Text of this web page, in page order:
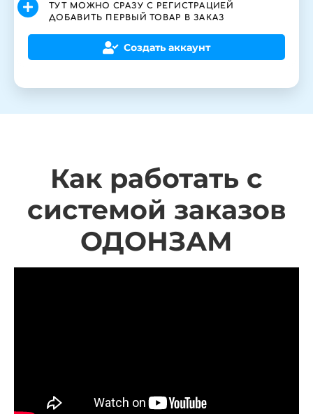
ТУТ МОЖНО СРАЗУ С РЕГИСТРАЦИЕЙ
ДОБАВИТЬ ПЕРВЫЙ ТОВАР В ЗАКАЗ
Создать аккаунт
Как работать с
системой заказов
ОДОНЗАМ